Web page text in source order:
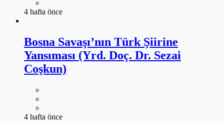
4 hafta önce
Bosna Savaşı’nın Türk Şiirine
Yansıması (Yrd. Doç. Dr. Sezai
Coşkun)
4 hafta önce